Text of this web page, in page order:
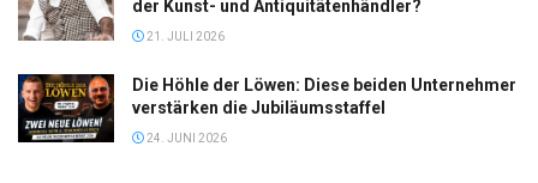
der Kunst- und Antiquitätenhändler?
21. JULI 2026
Die Höhle der Löwen: Diese beiden Unternehmer
verstärken die Jubiläumsstaffel
24. JUNI 2026